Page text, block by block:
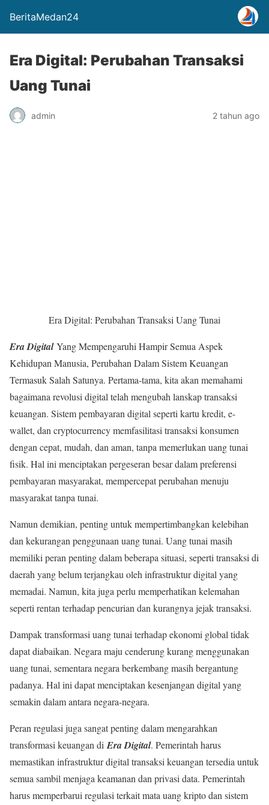
BeritaMedan24
Era Digital: Perubahan Transaksi
Uang Tunai
admin 2 tahun ago
Era Digital: Perubahan Transaksi Uang Tunai
Era DigitalYang Mempengaruhi Hampir Semua Aspek
Kehidupan Manusia, Perubahan Dalam Sistem Keuangan
Termasuk Salah Satunya. Pertama-tama, kita akan memahami
bagaimana revolusi digital telah mengubah lanskap transaksi
keuangan. Sistem pembayaran digital seperti kartu kredit, e-
wallet, dan cryptocurrency memfasilitasi transaksi konsumen
dengan cepat, mudah, dan aman, tanpa memerlukan uang tunai
fisik. Hal ini menciptakan pergeseran besar dalam preferensi
pembayaran masyarakat, mempercepat perubahan menuju
masyarakat tanpa tunai.
Namun demikian, penting untuk mempertimbangkan kelebihan
dan kekurangan penggunaan uang tunai. Uang tunai masih
memiliki peran penting dalam beberapa situasi, seperti transaksi di
daerah yang belum terjangkau oleh infrastruktur digital yang
memadai. Namun, kita juga perlu memperhatikan kelemahan
seperti rentan terhadap pencurian dan kurangnya jejak transaksi.
Dampak transformasi uang tunai terhadap ekonomi global tidak
dapat diabaikan. Negara maju cenderung kurang menggunakan
uang tunai, sementara negara berkembang masih bergantung
padanya. Hal ini dapat menciptakan kesenjangan digital yang
semakin dalam antara negara-negara.
Peran regulasi juga sangat penting dalam mengarahkan
transformasi keuangan di Era Digital. Pemerintah harus
memastikan infrastruktur digital transaksi keuangan tersedia untuk
semua sambil menjaga keamanan dan privasi data. Pemerintah
harus memperbarui regulasi terkait mata uang kripto dan sistem